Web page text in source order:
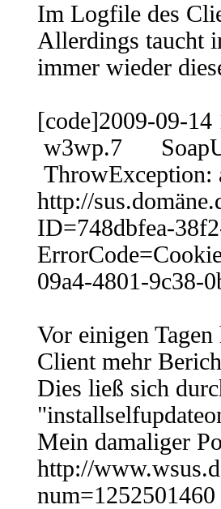
Im Logfile des
Allerdings taucht
immer wieder
[code]2009-09-
w3wp.7
ThrowException:
http://
ID=748dbfea-
09a4-4801-9c38-
Vor einigen
Client mehr
Dies ließ sich
Mein damaliger
http://
num=1252501460